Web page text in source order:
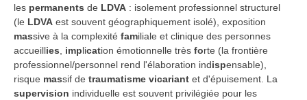
les permanents de LDVA : isolement professionnel structurel
(le LDVA est souvent géographiquement isolé), exposition
massive à la complexité familiale et clinique des personnes
accueillies, implication émotionnelle très forte (la frontière
professionnel/personnel rend l'élaboration indispensable),
risque massif de traumatisme vicariant et d'épuisement. La
supervision individuelle est souvent privilégiée pour les